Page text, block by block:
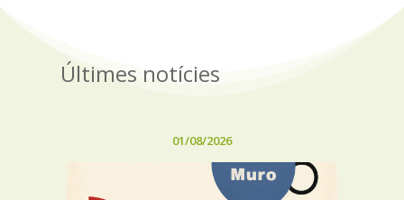
Últimes notícies
01/08/2026